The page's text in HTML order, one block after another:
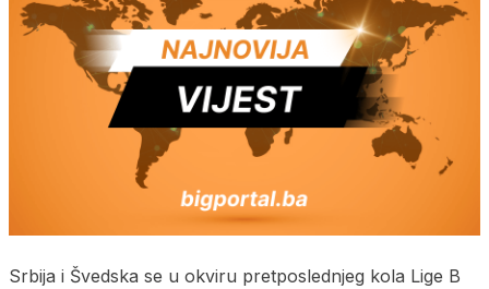
Srbija i Švedska se u okviru pretposlednjeg kola Lige B